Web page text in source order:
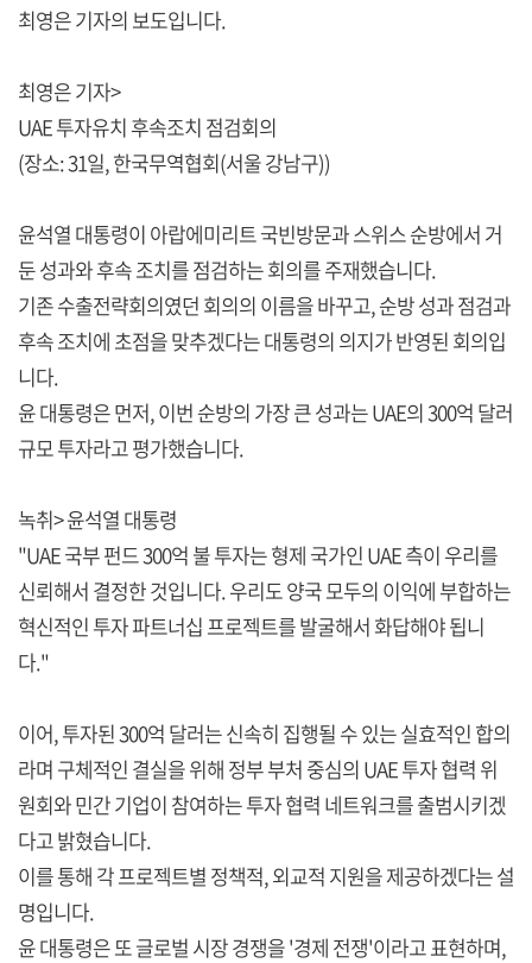
최영은 기자의 보도입니다.
최영은 기자>
UAE 투자유치 후속조치 점검회의
(장소: 31일, 한국무역협회(서울 강남구))
윤석열 대통령이 아랍에미리트 국빈방문과 스위스 순방에서 거
둔 성과와 후속 조치를 점검하는 회의를 주재했습니다.
기존 수출전략회의였던 회의의 이름을 바꾸고, 순방 성과 점검과
후속 조치에 초점을 맞추겠다는 대통령의 의지가 반영된 회의입
니다.
윤 대통령은 먼저, 이번 순방의 가장 큰 성과는 UAE의 300억 달러
규모 투자라고 평가했습니다.
녹취> 윤석열 대통령
"UAE 국부 펀드 300억 불 투자는 형제 국가인 UAE 측이 우리를
신뢰해서 결정한 것입니다. 우리도 양국 모두의 이익에 부합하는
혁신적인 투자 파트너십 프로젝트를 발굴해서 화답해야 됩니
다."
이어, 투자된 300억 달러는 신속히 집행될 수 있는 실효적인 합의
라며 구체적인 결실을 위해 정부 부처 중심의 UAE 투자 협력 위
원회와 민간 기업이 참여하는 투자 협력 네트워크를 출범시키겠
다고 밝혔습니다.
이를 통해 각 프로젝트별 정책적, 외교적 지원을 제공하겠다는 설
명입니다.
윤 대통령은 또 글로벌 시장 경쟁을 '경제 전쟁'이라고 표현하며,